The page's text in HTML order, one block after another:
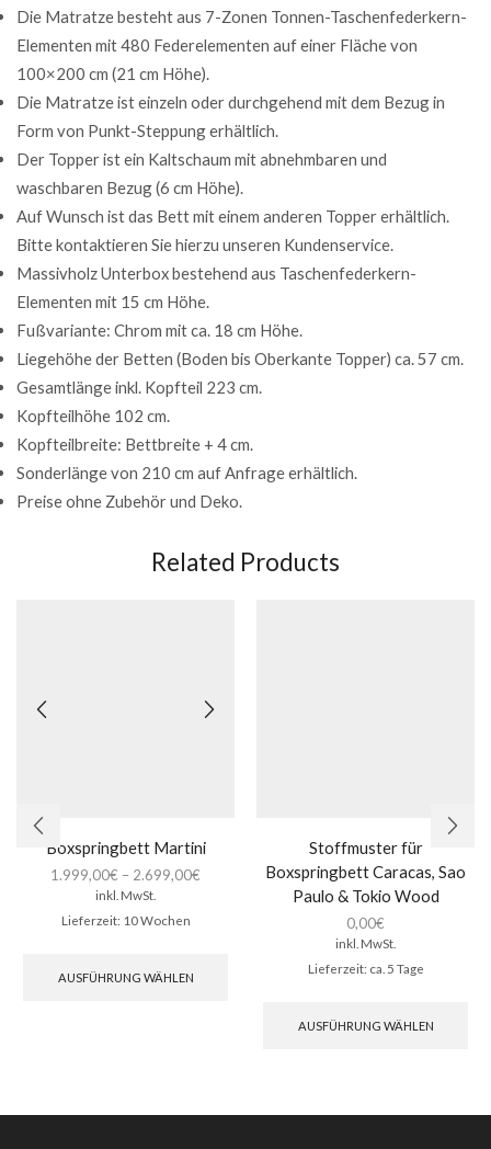
Die Matratze besteht aus 7-Zonen Tonnen-Taschenfederkern-
Elementen mit 480 Federelementen auf einer Fläche von
100×200 cm (21 cm Höhe).
Die Matratze ist einzeln oder durchgehend mit dem Bezug in
Form von Punkt-Steppung erhältlich.
Der Topper ist ein Kaltschaum mit abnehmbaren und
waschbaren Bezug (6 cm Höhe).
Auf Wunsch ist das Bett mit einem anderen Topper erhältlich.
Bitte kontaktieren Sie hierzu unseren Kundenservice.
Massivholz Unterbox bestehend aus Taschenfederkern-
Elementen mit 15 cm Höhe.
Fußvariante: Chrom mit ca. 18 cm Höhe.
Liegehöhe der Betten (Boden bis Oberkante Topper) ca. 57 cm.
Gesamtlänge inkl. Kopfteil 223 cm.
Kopfteilhöhe 102 cm.
Kopfteilbreite: Bettbreite + 4 cm.
Sonderlänge von 210 cm auf Anfrage erhältlich.
Preise ohne Zubehör und Deko.
Related Products
Boxspringbett Martini
1.999,00€ – 2.699,00€
inkl. MwSt.
Lieferzeit: 10 Wochen
AUSFÜHRUNG WÄHLEN
können
Stoffmuster für
Boxspringbett Caracas, Sao
Paulo & Tokio Wood
0,00€
inkl. MwSt.
Lieferzeit: ca. 5 Tage
AUSFÜHRUNG WÄHLEN
Die